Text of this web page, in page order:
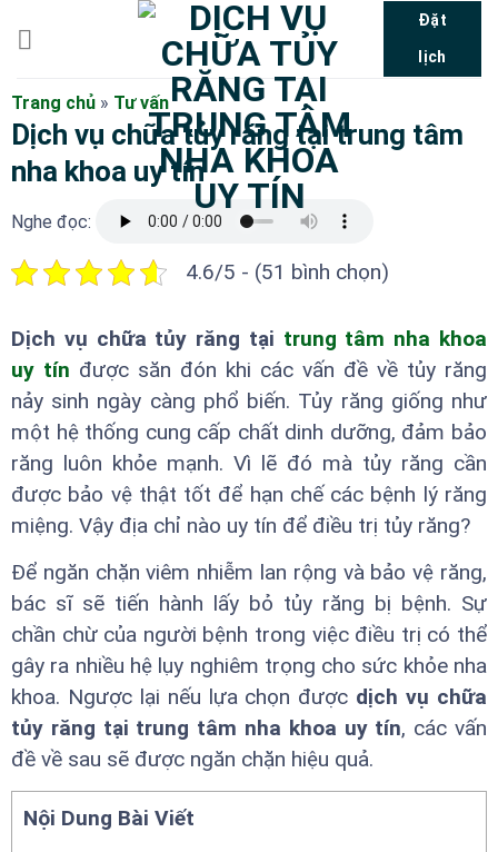
dung
Đặt
lịch
Trang chủ » Tư vấn
Dịch vụ chữa tủy răng tại trung tâm
nha khoa uy tín
Nghe đọc:
4.6/5 - (51 bình chọn)
Dịch vụ chữa tủy răng tại trung tâm nha khoa
uy tín được săn đón khi các vấn đề về tủy răng
nảy sinh ngày càng phổ biến. Tủy răng giống như
một hệ thống cung cấp chất dinh dưỡng, đảm bảo
răng luôn khỏe mạnh. Vì lẽ đó mà tủy răng cần
được bảo vệ thật tốt để hạn chế các bệnh lý răng
miệng. Vậy địa chỉ nào uy tín để điều trị tủy răng?
Để ngăn chặn viêm nhiễm lan rộng và bảo vệ răng,
bác sĩ sẽ tiến hành lấy bỏ tủy răng bị bệnh. Sự
chần chừ của người bệnh trong việc điều trị có thể
gây ra nhiều hệ lụy nghiêm trọng cho sức khỏe nha
khoa. Ngược lại nếu lựa chọn được dịch vụ chữa
tủy răng tại trung tâm nha khoa uy tín, các vấn
đề về sau sẽ được ngăn chặn hiệu quả.
Nội Dung Bài Viết